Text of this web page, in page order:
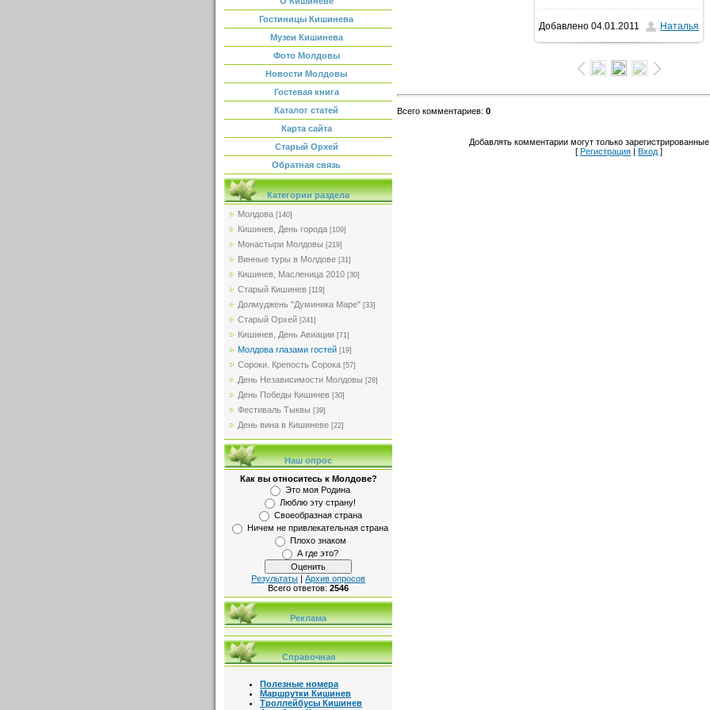
Гостиницы Кишинева
Музеи Кишинева
Фото Молдовы
Новости Молдовы
Гостевая книга
Каталог статей
Карта сайта
Старый Орхей
Обратная связь
Категории раздела
Молдова [140]
Кишинев, День города [109]
Монастыри Молдовы [219]
Винные туры в Молдове [31]
Кишинев, Масленица 2010 [30]
Старый Кишинев [119]
Долмуджень "Думиника Маре" [33]
Старый Орхей [241]
Кишинев, День Авиации [71]
Молдова глазами гостей [19]
Сороки. Крепость Сорока [57]
День Независимости Молдовы [28]
День Победы Кишинев [30]
Фестиваль Тыквы [39]
День вина в Кишиневе [22]
Наш опрос
Как вы относитесь к Молдове?
Это моя Родина
Люблю эту страну!
Своеобразная страна
Ничем не привлекательная страна
Плохо знаком
А где это?
Результаты | Архив опросов
Всего ответов: 2546
Реклама
Справочная
Полезные номера
Маршрутки Кишинев
Троллейбусы Кишинев
1600x1068/ 218.1Kb
Добавлено 04.01.2011 Наталья
Всего комментариев: 0
Добавлять комментарии могут только зарегистрированные
[ Регистрация | Вход ]